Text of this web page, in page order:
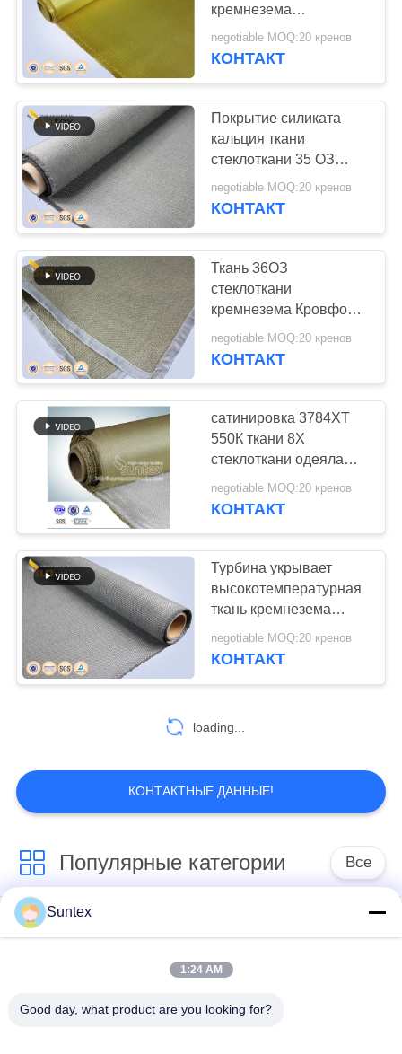
кремнезема
температуру 1100К
высокотемпературной
negotiable MOQ:20 кренов
КОНТАКТ
Покрытие силиката
кальция ткани
стеклоткани 35 ОЗ
серое
высокотемпературное
negotiable MOQ:20 кренов
КОНТАКТ
Ткань 36ОЗ
стеклоткани
кремнезема Кровфоот
высокотемпературная
для сверхмощного
negotiable MOQ:20 кренов
КОНТАКТ
сатинировка 3784ХТ
550К ткани 8Х
стеклоткани одеяла
турбины 0.8мм
высокотемпературная
negotiable MOQ:20 кренов
КОНТАКТ
Турбина укрывает
высокотемпературная
ткань кремнезема
700C
negotiable MOQ:20 кренов
КОНТАКТ
loading...
КОНТАКТНЫЕ ДАННЫЕ!
Популярные категории Все
покрынная
силиконом ткань
Огнезащитная ткань
Высокотемпературная
Покрытая ПУ ткань
Suntex
1:24 AM
Good day, what product are you looking for?